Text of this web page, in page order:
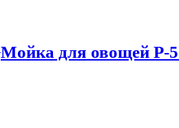
Мойка для овощей P-